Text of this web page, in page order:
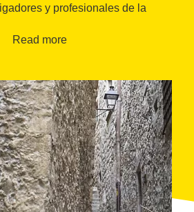
y profesionales de la
Read more